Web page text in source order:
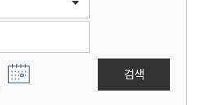
검색